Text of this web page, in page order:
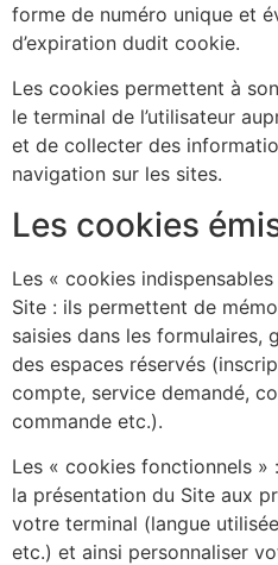
forme de numéro unique et
d’expiration dudit cookie.
Les cookies permettent à
le terminal de l’utilisateur
et de collecter des
navigation sur les sites.
Les cookies
Les « cookies
Site : ils permettent de
saisies dans les formulaires,
des espaces réservés
compte, service demandé,
commande etc.).
Les « cookies fonctionnels »
la présentation du Site aux
votre terminal (langue
etc.) et ainsi personnaliser